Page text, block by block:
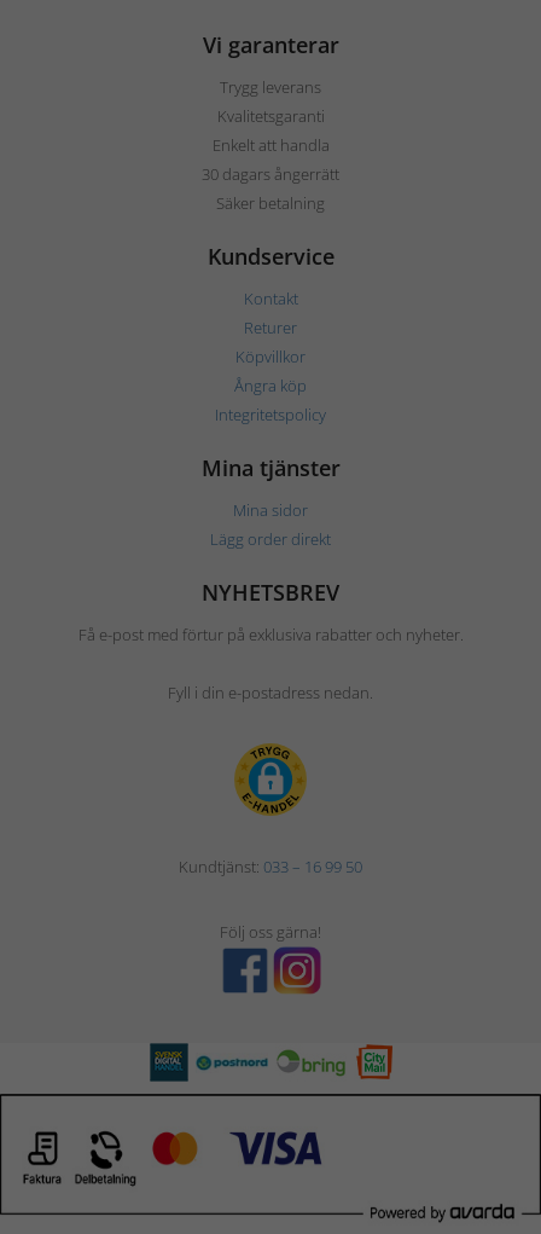
Vi garanterar
Trygg leverans
Kvalitetsgaranti
Enkelt att handla
30 dagars ångerrätt
Säker betalning
Kundservice
Kontakt
Returer
Köpvillkor
Ångra köp
Integritetspolicy
Mina tjänster
Mina sidor
Lägg order direkt
NYHETSBREV
Få e-post med förtur på exklusiva rabatter och nyheter.
Fyll i din e-postadress nedan.
Kundtjänst: 033 – 16 99 50
Följ oss gärna!